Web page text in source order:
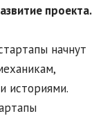
проекта.
начнут
историями.